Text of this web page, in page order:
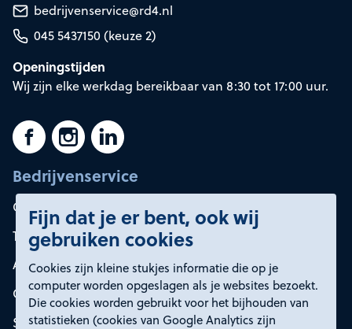
Fijn dat je er bent, ook wij
gebruiken cookies
Cookies zijn kleine stukjes informatie die op je
computer worden opgeslagen als je websites bezoekt.
Die cookies worden gebruikt voor het bijhouden van
statistieken (cookies van Google Analytics zijn
bedrijvenservice@rd4.nl
045 5437150 (keuze 2)
Openingstijden
Wij zijn elke werkdag bereikbaar van 8:30 tot 17:00 uur.
Bedrijvenservice
Container huren
Tarieven
Afvalsoorten
Onze oplossingen
Service en contact